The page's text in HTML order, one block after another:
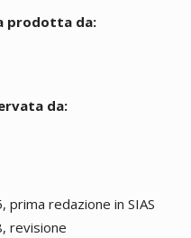
prodotta da:
da:
prima redazione in SIAS
revisione